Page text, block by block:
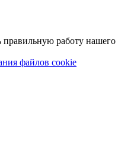
работу нашего
файлов cookie